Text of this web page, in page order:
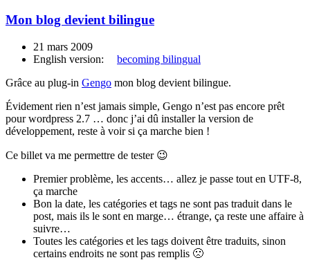
Mon blog devient bilingue
21 mars 2009
English version:
becoming bilingual
Grâce au plug-in Gengo mon blog devient bilingue.
Évidement rien n’est jamais simple, Gengo n’est pas encore prêt
pour wordpress 2.7 … donc j’ai dû installer la version de
développement, reste à voir si ça marche bien !
Ce billet va me permettre de tester 😉
Premier problème, les accents… allez je passe tout en UTF-8,
ça marche
Bon la date, les catégories et tags ne sont pas traduit dans le
post, mais ils le sont en marge… étrange, ça reste une affaire à
suivre…
Toutes les catégories et les tags doivent être traduits, sinon
certains endroits ne sont pas remplis 🙁